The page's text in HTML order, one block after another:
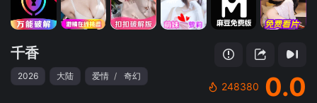
千香
2026 大陆 爱情 / 奇幻
248380 0.0